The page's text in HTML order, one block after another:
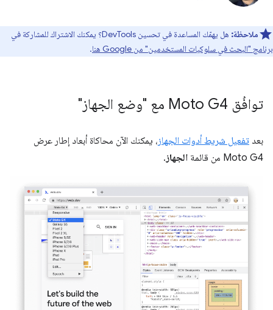
ملاحظة: هل يهمّك المساعدة في تحسين DevTools؟ يمكنك الاشتراك للمشاركة في
برنامج "البحث في سلوكيات المستخدمين" من Google هنا
.
توافُق Moto G4 مع "وضع الجهاز"
بعد تفعيل شريط أدوات الجهاز، يمكنك الآن محاكاة أبعاد إطار عرض
Moto G4 من قائمة
الجهاز.